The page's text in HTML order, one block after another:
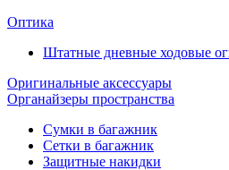
Оптика
Штатные дневные ходовые
Оригинальные аксессуары
Органайзеры пространства
Сумки в багажник
Сетки в багажник
Защитные накидки